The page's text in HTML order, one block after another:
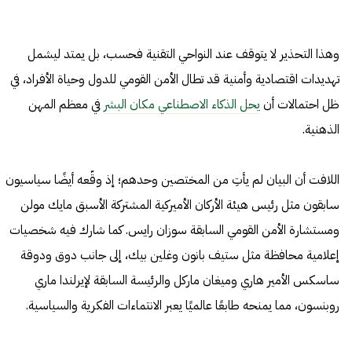
وهذا التحذير لا يتوقف عند النواحي التقنية فحسب، بل يمتد ليشمل
تهديدات اقتصادية وأمنية قد تطال الأمن القومي للدول وحياة الأفراد، في
ظل احتمالات أن يحل الذكاء الاصطناعي مكان البشر في معظم المهن
الذهنية.
اللافت أن البيان لم يأتِ من المختصين وحدهم؛ إذ وقّعه أيضًا سياسيون
سابقون مثل رئيس هيئة الأركان الأميركية المشتركة الأسبق مايك مولن
ومستشارة الأمن القومي السابقة سوزان رايس. كما شارك فيه شخصيات
إعلامية محافظة مثل ستيف بانون وغلين بيك، إلى جانب دوق ودوقة
ساسكس الأمير هاري وميغان ماركل والرئيسة السابقة لإيرلندا ماري
روبنسون، مما يمنحه طابعًا عالميًا يعبر الانتماءات الفكرية والسياسية.